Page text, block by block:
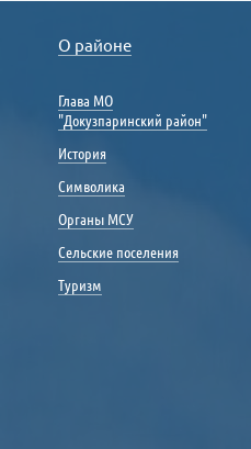
О районе
Глава МО
"Докузпаринский район"
История
Символика
Органы МСУ
Сельские поселения
Туризм